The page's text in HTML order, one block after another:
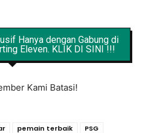
Hanya dengan Gabung di
Eleven. KLIK DI SINI !!!
Kami Batasi!
pemain terbaik PSG